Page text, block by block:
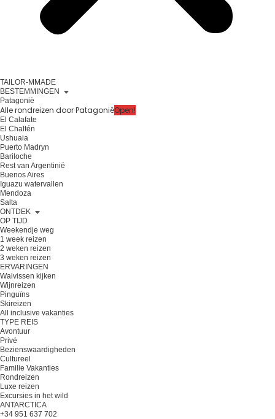
TAILOR-MMADE
BESTEMMINGEN
Patagonië
Alle rondreizen door PatagoniëOpen!
El Calafate
El Chaltén
Ushuaia
Puerto Madryn
Bariloche
Rest van Argentinië
Buenos Aires
Iguazu watervallen
Mendoza
Salta
ONTDEK
OP TIJD
Weekendje weg
1 week reizen
2 weken reizen
3 weken reizen
ERVARINGEN
Walvissen kijken
Wijnreizen
Pinguïns
Skireizen
All inclusive vakanties
TYPE REIS
Avontuur
Privé
Bezienswaardigheden
Cultureel
Familie Vakanties
Rondreizen
Luxe reizen
Excursies in het wild
ANTARCTICA
+34 951 637 702